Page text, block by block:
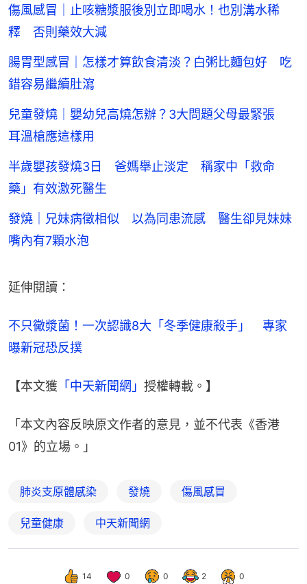
傷風感冒｜止咳糖漿服後別立即喝水！也別溝水稀
釋 否則藥效大減
腸胃型感冒｜怎樣才算飲食清淡？白粥比麵包好 吃
錯容易繼續肚瀉
兒童發燒｜嬰幼兒高燒怎辦？3大問題父母最緊張
耳溫槍應這樣用
半歲嬰孩發燒3日 爸媽舉止淡定 稱家中「救命
藥」有效激死醫生
發燒｜兄妹病徵相似 以為同患流感 醫生卻見妹妹
嘴內有7顆水泡
延伸閱讀：
不只黴漿菌！一次認識8大「冬季健康殺手」　專家
曝新冠恐反撲
【本文獲 「中天新聞網」 授權轉載。】
「本文內容反映原文作者的意見，並不代表《香港
01》的立場。」
肺炎支原體感染 發燒 傷風感冒
兒童健康 中天新聞網
14 0 0 2 0